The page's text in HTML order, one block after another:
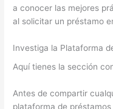
a conocer las mejores
al solicitar un préstamo
Investiga la Plataforma
Aquí tienes la sección
Antes de compartir
plataforma de